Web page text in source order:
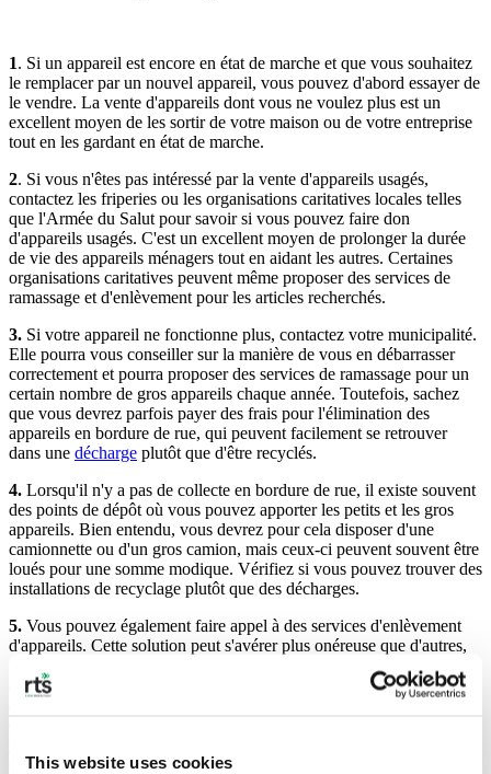
This website uses cookies
1. Si un appareil est encore en état de marche et que vous souhaitez
le remplacer par un nouvel appareil, vous pouvez d'abord essayer de
le vendre. La vente d'appareils dont vous ne voulez plus est un
excellent moyen de les sortir de votre maison ou de votre entreprise
tout en les gardant en état de marche.
2. Si vous n'êtes pas intéressé par la vente d'appareils usagés,
contactez les friperies ou les organisations caritatives locales telles
que l'Armée du Salut pour savoir si vous pouvez faire don
d'appareils usagés. C'est un excellent moyen de prolonger la durée
de vie des appareils ménagers tout en aidant les autres. Certaines
organisations caritatives peuvent même proposer des services de
ramassage et d'enlèvement pour les articles recherchés.
3. Si votre appareil ne fonctionne plus, contactez votre municipalité.
Elle pourra vous conseiller sur la manière de vous en débarrasser
correctement et pourra proposer des services de ramassage pour un
certain nombre de gros appareils chaque année. Toutefois, sachez
que vous devrez parfois payer des frais pour l'élimination des
appareils en bordure de rue, qui peuvent facilement se retrouver
dans une décharge plutôt que d'être recyclés.
4. Lorsqu'il n'y a pas de collecte en bordure de rue, il existe souvent
des points de dépôt où vous pouvez apporter les petits et les gros
appareils. Bien entendu, vous devrez pour cela disposer d'une
camionnette ou d'un gros camion, mais ceux-ci peuvent souvent être
loués pour une somme modique. Vérifiez si vous pouvez trouver des
installations de recyclage plutôt que des décharges.
5. Vous pouvez également faire appel à des services d'enlèvement
d'appareils. Cette solution peut s'avérer plus onéreuse que d'autres,
mais elle présente de nombreux avantages, tels que l'enlèvement des
appareils à l'heure qui vous convient et la certitude que tous les
appareils dont vous vous débarrassez seront éliminés dans les règles
électroménagers, vous pouvez contribuer à réduire la quantité de